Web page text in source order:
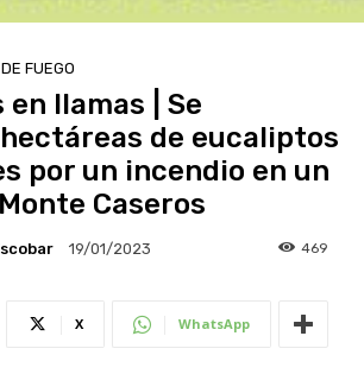
FUEGO
llamas | Se
de eucaliptos
por un incendio en un
Caseros
19/01/2023 469
X WhatsApp